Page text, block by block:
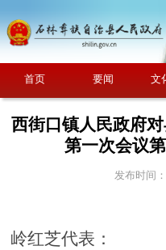
首页 要闻 文
西街口镇人民政府
第一次会议
发布时间
岭红芝代表：